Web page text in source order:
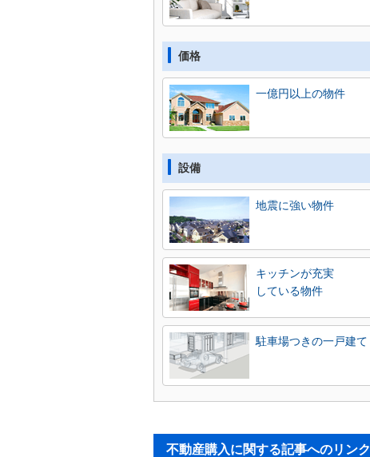
価格
一億円以上の物件
設備
地震に強い物件
キッチンが充実
している物件
駐車場つきの一戸建て
不動産購入に関する記事へのリンク